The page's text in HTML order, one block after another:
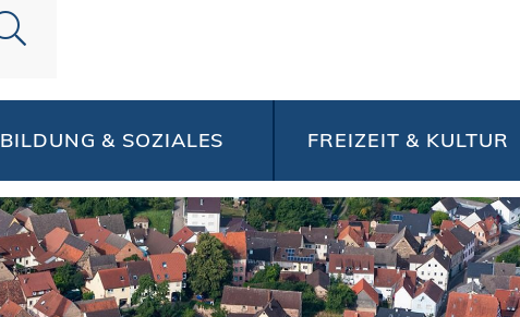
BILDUNG & SOZIALES FREIZEIT & KULTUR